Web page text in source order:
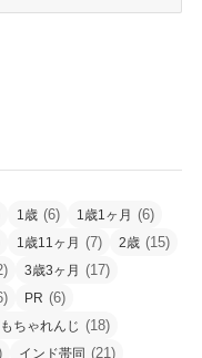
1歳 (6) 1歳1ヶ月 (6)
1歳11ヶ月 (7) 2歳 (15)
3歳3ヶ月 (17)
PR (6)
ちゃれんじ (18)
インド帯同 (21)